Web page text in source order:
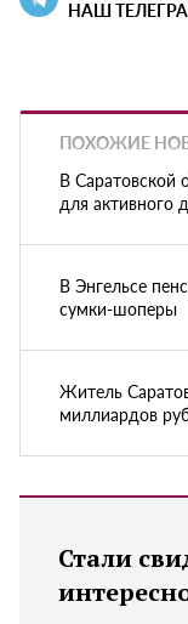
НАШ
ПОХОЖИЕ
В Саратовской
для активного
В Энгельсе
сумки-шоперы
Житель
миллиардов
Стали